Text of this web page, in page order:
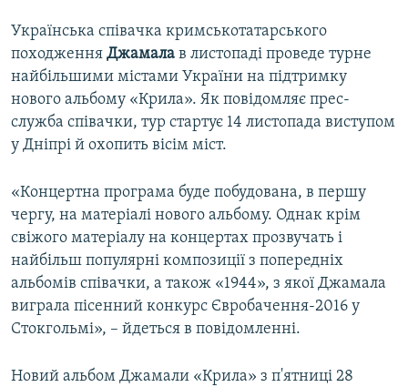
Усі сайти RFE/RL
Українська співачка кримськотатарського
походження Джамала в листопаді проведе турне
найбільшими містами України на підтримку
нового альбому «Крила». Як повідомляє прес-
служба співачки, тур стартує 14 листопада виступом
у Дніпрі й охопить вісім міст.
«Концертна програма буде побудована, в першу
чергу, на матеріалі нового альбому. Однак крім
свіжого матеріалу на концертах прозвучать і
найбільш популярні композиції з попередніх
альбомів співачки, а також «1944», з якої Джамала
виграла пісенний конкурс Євробачення-2016 у
Стокгольмі», – йдеться в повідомленні.
Новий альбом Джамали «Крила» з п'ятниці 28